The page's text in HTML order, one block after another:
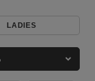
LADIES